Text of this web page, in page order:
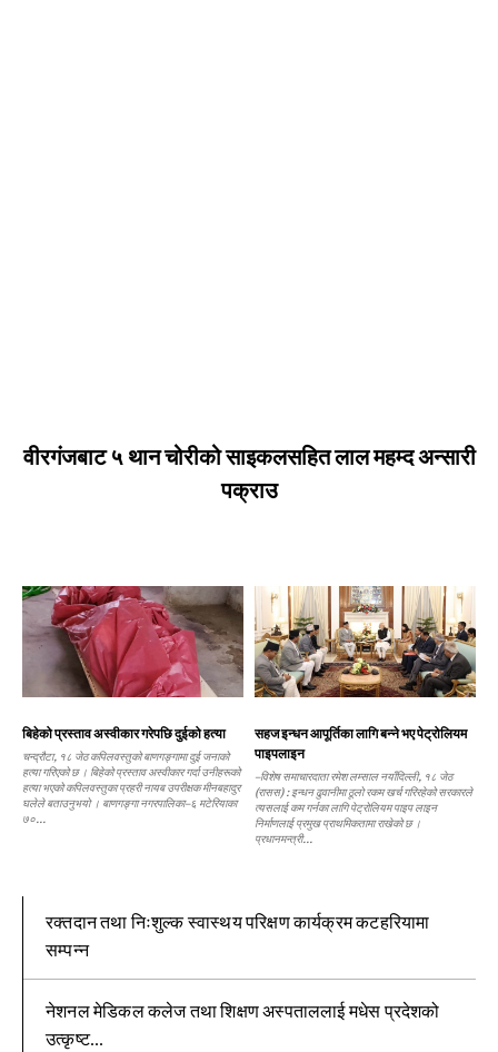
वीरगंजबाट ५ थान चोरीको साइकलसहित लाल महम्द अन्सारी
पक्राउ
बिहेको प्रस्ताव अस्वीकार गरेपछि दुईको हत्या
चन्द्रौटा, १८ जेठ कपिलवस्तुको बाणगङ्गामा दुई जनाको
हत्या गरिएको छ । बिहेको प्रस्ताव अस्वीकार गर्दा उनीहरूको
हत्या भएको कपिलवस्तुका प्रहरी नायब उपरीक्षक मीनबहादुर
घलेले बताउनुभयो । बाणगङ्गा नगरपालिका–६ मटेरियाका
७०...
सहज इन्धन आपूर्तिका लागि बन्ने भए पेट्रोलियम
पाइपलाइन
–विशेष समाचारदाता रमेश लम्साल नयाँदिल्ली, १८ जेठ
(रासस) : इन्धन ढुवानीमा ठूलो रकम खर्च गरिरहेको सरकारले
त्यसलाई कम गर्नका लागि पेट्रोलियम पाइप लाइन
निर्माणलाई प्रमुख प्राथमिकतामा राखेको छ ।
प्रधानमन्त्री...
रक्तदान तथा निःशुल्क स्वास्थय परिक्षण कार्यक्रम कटहरियामा
सम्पन्न
नेशनल मेडिकल कलेज तथा शिक्षण अस्पताललाई मधेस प्रदेशको
उत्कृष्ट...